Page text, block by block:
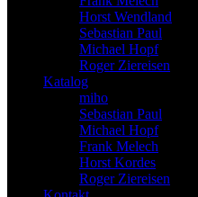
Horst Wendland
Sebastian Paul
Michael Hopf
Roger Ziereisen
Katalog
miho
Sebastian Paul
Michael Hopf
Frank Melech
Horst Kordes
Roger Ziereisen